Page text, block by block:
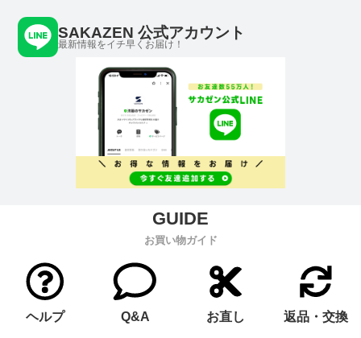
SAKAZEN 公式アカウント
最新情報をイチ早くお届け！
お買い物ガイド
ヘルプ Q&A お直し 返品・交換